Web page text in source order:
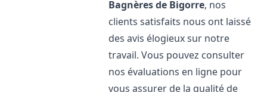
Bagnères de Bigorre, nos
clients satisfaits nous ont laissé
des avis élogieux sur notre
travail. Vous pouvez consulter
nos évaluations en ligne pour
vous assurer de la qualité de